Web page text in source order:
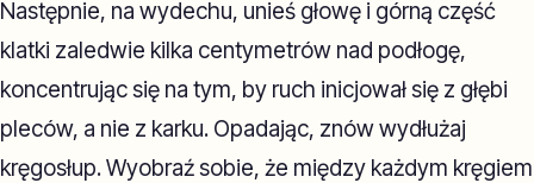
Następnie, na wydechu, unieś głowę i górną część
klatki zaledwie kilka centymetrów nad podłogę,
koncentrując się na tym, by ruch inicjował się z głębi
pleców, a nie z karku. Opadając, znów wydłużaj
kręgosłup. Wyobraź sobie, że między każdym kręgiem